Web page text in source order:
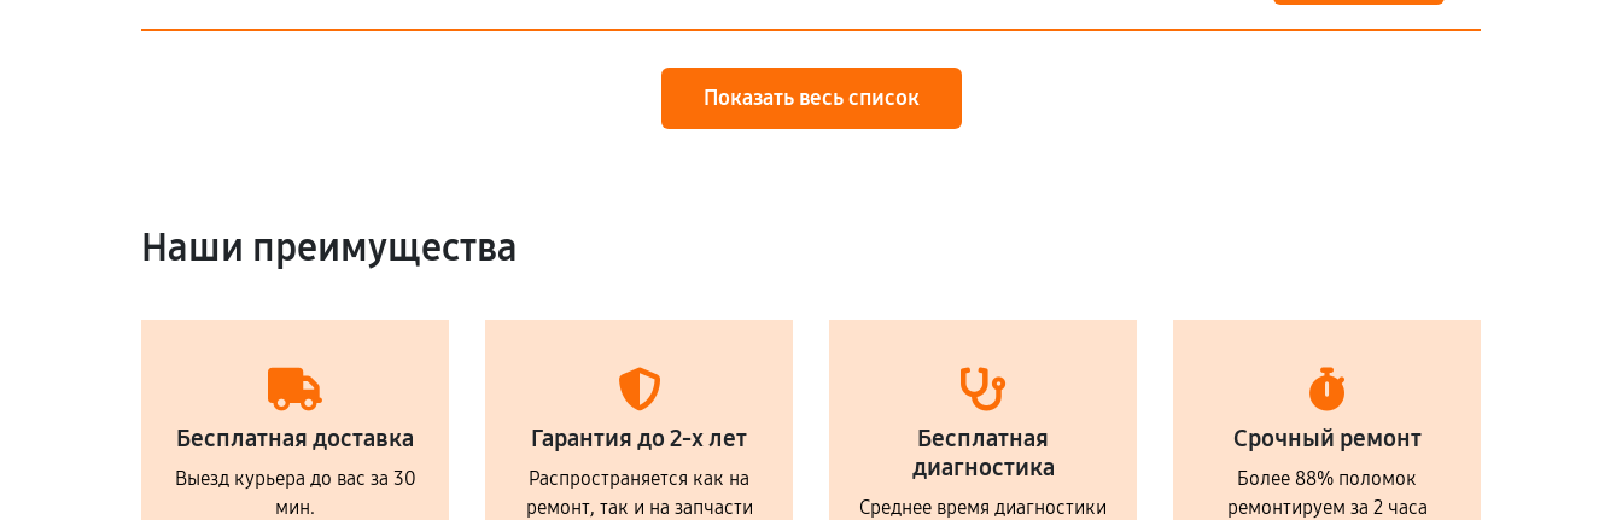
Показать весь список
Наши преимущества
Бесплатная доставка
Выезд курьера до вас за 30
мин.
Гарантия до 2-х лет
Распространяется как на
ремонт, так и на запчасти
Бесплатная
диагностика
Среднее время диагностики
Срочный ремонт
Более 88% поломок
ремонтируем за 2 часа